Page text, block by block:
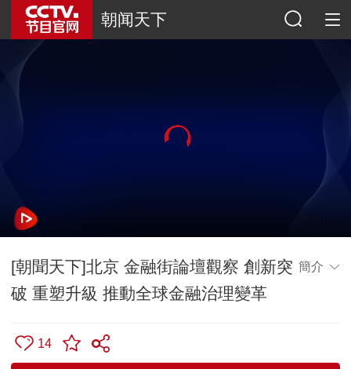
朝闻天下
[朝聞天下]北京 金融街論壇觀察 創新突
破 重塑升級 推動全球金融治理變革
簡介
14